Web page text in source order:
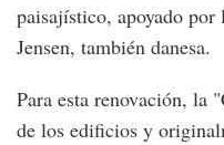
paisajístico, apoyado
Jensen, también danesa.
Para esta renovación, la
de los edificios y